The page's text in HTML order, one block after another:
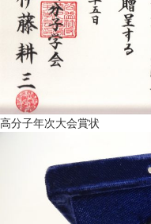
高分子年次大会賞状